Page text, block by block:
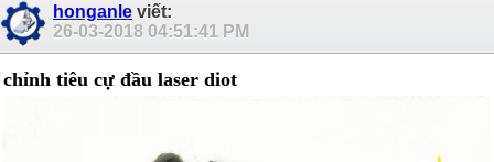
honganle viết:
26-03-2018 04:51:41 PM
chỉnh tiêu cự đầu laser diot